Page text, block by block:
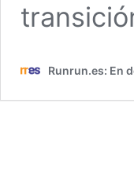
Runrun.es: En